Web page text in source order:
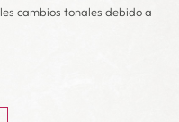
cambios tonales debido a